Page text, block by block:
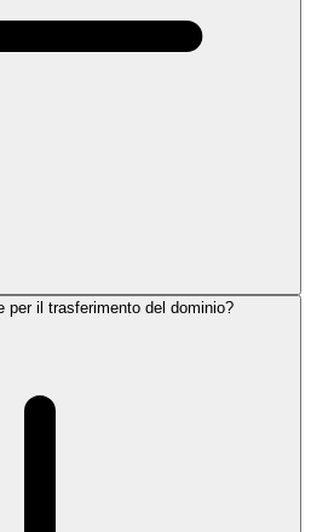
per il trasferimento del dominio?